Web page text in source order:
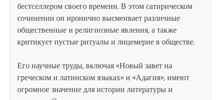
бестселлером своего времени. В этом сатирическом
сочинении он иронично высмеивает различные
общественные и религиозные явления, а также
критикует пустые ритуалы и лицемерие в обществе.
Его научные труды, включая «Новый завет на
греческом и латинском языках» и «Адагия», имеют
огромное значение для истории литературы и